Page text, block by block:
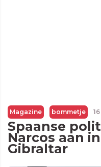
Magazine bommetje
Spaanse
Narcos aan
Gibraltar